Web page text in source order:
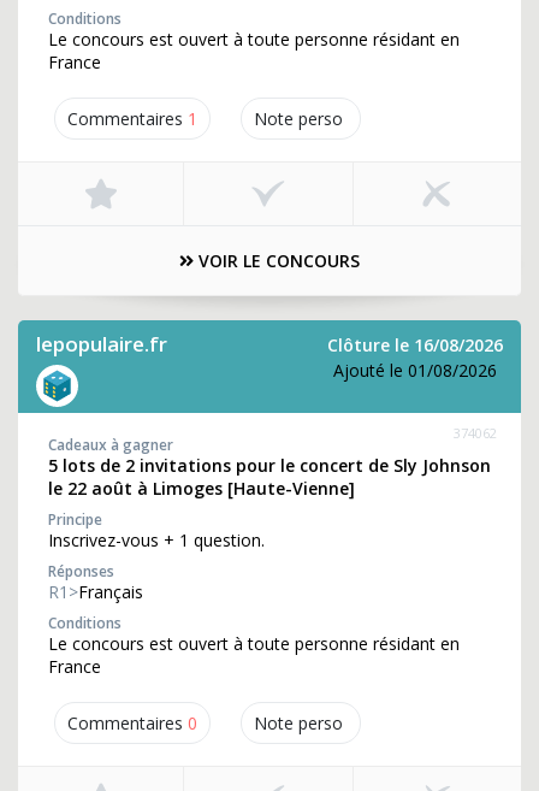
Commentaires 1 Note perso
Conditions
Le concours est ouvert à toute personne résidant en
France
VOIR LE CONCOURS
lepopulaire.fr
Clôture le 16/08/2026
Ajouté le 01/08/2026
Commentaires 0 Note perso
374062
Cadeaux à gagner
5 lots de 2 invitations pour le concert de Sly Johnson
le 22 août à Limoges [Haute-Vienne]
Principe
Inscrivez-vous + 1 question.
Réponses
R1>Français
Conditions
Le concours est ouvert à toute personne résidant en
France